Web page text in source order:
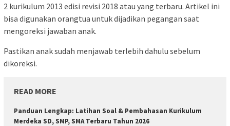
2 kurikulum 2013 edisi revisi 2018 atau yang terbaru. Artikel ini
bisa digunakan orangtua untuk dijadikan pegangan saat
mengoreksi jawaban anak.
Pastikan anak sudah menjawab terlebih dahulu sebelum
dikoreksi.
READ MORE
Panduan Lengkap: Latihan Soal & Pembahasan Kurikulum
Merdeka SD, SMP, SMA Terbaru Tahun 2026